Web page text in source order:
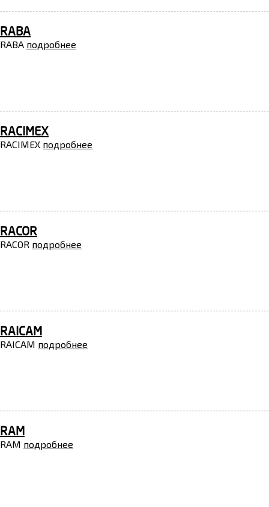
RABA
RABA подробнее
RACIMEX
RACIMEX подробнее
RACOR
RACOR подробнее
RAICAM
RAICAM подробнее
RAM
RAM подробнее